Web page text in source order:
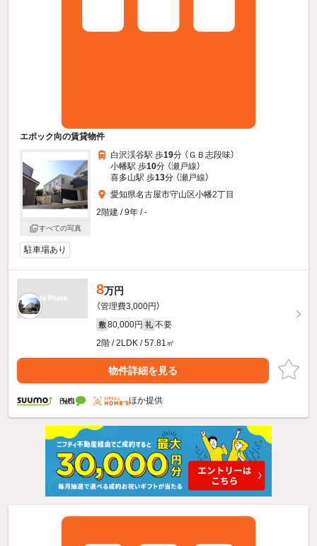
エポック向の賃貸物件
すべての写真
白沢渓谷駅 歩19分 （ＧＢ志段味）
小幡駅 歩10分 （瀬戸線）
喜多山駅 歩13分 （瀬戸線）
愛知県名古屋市守山区小幡2丁目
2階建 / 9年 / -
駐車場あり
8万円
（管理費3,000円）
敷 80,000円 礼 不要
2階 / 2LDK / 57.81㎡
物件詳細を見る
ほか提供